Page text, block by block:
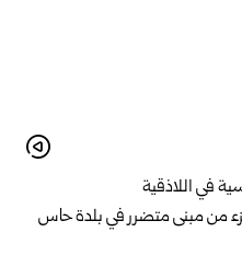
في اللاذقية